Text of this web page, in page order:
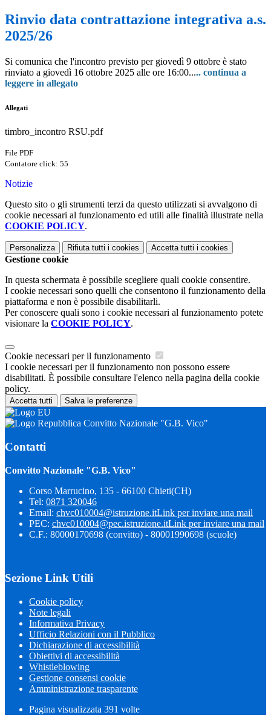
Rinvio data contrattazione integrativa a.s.
2025/26
Si comunica che l'incontro previsto per giovedì 9 ottobre è stato
rinviato a giovedì 16 ottobre 2025 alle ore 16:00..... continua a
leggere in allegato
Allegati
timbro_incontro RSU.pdf
File PDF
Contatore click: 55
Notizie
Questo sito o gli strumenti terzi da questo utilizzati si avvalgono di
cookie necessari al funzionamento ed utili alle finalità illustrate nella
COOKIE POLICY.
Personalizza Rifiuta tutti i cookies Accetta tutti i cookies
Gestione cookie
In questa schermata è possibile scegliere quali cookie consentire.
I cookie necessari sono quelli che consentono il funzionamento della
piattaforma e non è possibile disabilitarli.
Per conoscere quali sono i cookie necessari al funzionamento potete
visionare la COOKIE POLICY.
Cookie necessari per il funzionamento
I cookie necessari per il funzionamento non possono essere
disabilitati. È possibile consultare l'elenco nella pagina della cookie
policy.
Accetta tutti Salva le preferenze
Convitto Nazionale "G.B. Vico"
Contatti
Convitto Nazionale "G.B. Vico"
Corso Marrucino, 135 - 66100 Chieti(CH)
Tel: 0871 320046
Email: chvc010004@istruzione.itLink per inviare una mail
PEC: chvc010004@pec.istruzione.itLink per inviare una mail
C.F.: 80000170698 (convitto) - 80001990698 (scuole)
Sezione Link Utili
Cookie policy
Note legali
Informativa Privacy
Ufficio Relazioni con il Pubblico
Dichiarazione di accessibilità
Obiettivi di accessibilità
Whistleblowing
Gestione consensi cookie
Amministrazione trasparente
Pagina visualizzata 391 volte